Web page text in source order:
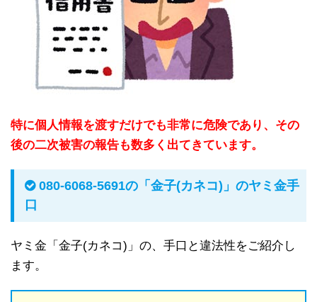
特に個人情報を渡すだけでも非常に危険であり、その
後の二次被害の報告も数多く出てきています。
080-6068-5691の「金子(カネコ)」のヤミ金手
口
ヤミ金「金子(カネコ)」の、手口と違法性をご紹介し
ます。